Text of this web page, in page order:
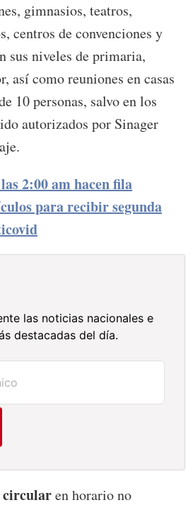
gimnasios, teatros,
centros de convenciones y
sus niveles de primaria,
así como reuniones en casas
10 personas, salvo en los
autorizados por Sinager
2:00 am hacen fila
para recibir segunda
las noticias nacionales e
destacadas del día.
circularen horario no